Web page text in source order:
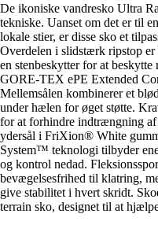
De ikoniske vandresko Ultra
tekniske. Uanset om det er til
lokale stier, er disse sko et
Overdelen i slidstærk ripstop
en stenbeskytter for at
GORE-TEX ePE Extended
Mellemsålen kombinerer et
under hælen for øget støtte.
for at forhindre indtrængning af
ydersål i FriXion® White
System™ teknologi tilbyder
og kontrol nedad.
bevægelsesfrihed til klatring,
give stabilitet i hvert skridt.
terrain sko, designet til at